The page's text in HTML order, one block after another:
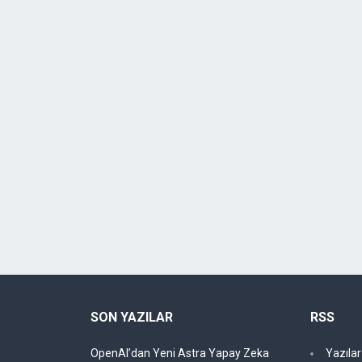
SON YAZILAR
OpenAI’dan Yeni Astra Yapay Zeka
RSS